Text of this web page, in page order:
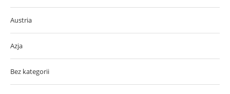
Austria
Azja
Bez kategorii